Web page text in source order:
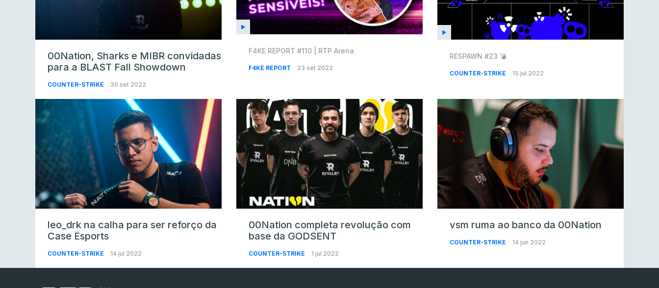
00Nation, Sharks e MIBR convidadas
para a BLAST Fall Showdown
COUNTER-STRIKE 30 set 2022
F4KE REPORT #110 | RTP Arena
F4KE REPORT 23 set 2022
RESPAWN #23 💣
COUNTER-STRIKE 15 jul 2022
leo_drk na calha para ser reforço da
Case Esports
COUNTER-STRIKE 14 jul 2022
00Nation completa revolução com
base da GODSENT
COUNTER-STRIKE 1 jul 2022
vsm ruma ao banco da 00Nation
COUNTER-STRIKE 14 jun 2022